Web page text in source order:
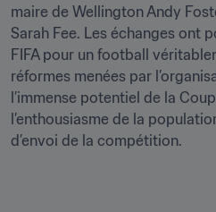
maire de Wellington Andy
Sarah Fee. Les échanges ont
FIFA pour un football
réformes menées par
l’immense potentiel de la
l’enthousiasme de la
d’envoi de la compétition.